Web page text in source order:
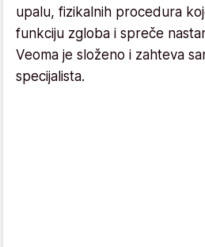
upalu, fizikalnih procedura
funkciju zgloba i spreče
Veoma je složeno i zahteva
specijalista.